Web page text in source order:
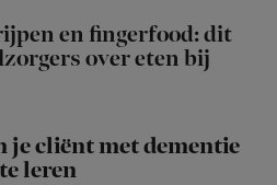
en fingerfood: dit
over eten bij
je cliënt met dementie
leren